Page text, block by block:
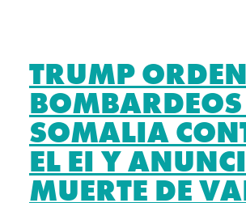
TRUMP
SOMALIA
EL EI Y
MUERTE DE